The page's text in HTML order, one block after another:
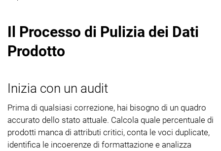
Il Processo di Pulizia dei Dati
Prodotto
Inizia con un audit
Prima di qualsiasi correzione, hai bisogno di un quadro
accurato dello stato attuale. Calcola quale percentuale di
prodotti manca di attributi critici, conta le voci duplicate,
identifica le incoerenze di formattazione e analizza